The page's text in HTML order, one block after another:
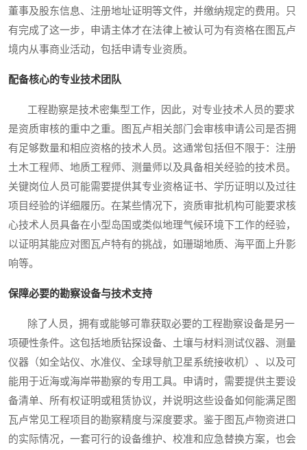
董事及股东信息、注册地址证明等文件，并缴纳规定的费用。只
有完成了这一步，申请主体才在法律上被认可为有资格在图瓦卢
境内从事商业活动，包括申请专业资质。
配备核心的专业技术团队
工程勘察是技术密集型工作，因此，对专业技术人员的要求
是资质审核的重中之重。图瓦卢相关部门会审核申请公司是否拥
有足够数量和相应资格的技术人员。这通常包括但不限于：注册
土木工程师、地质工程师、测量师以及具备相关经验的技术员。
关键岗位人员可能需要提供其专业资格证书、学历证明以及过往
项目经验的详细履历。在某些情况下，资质审批机构可能要求核
心技术人员具备在小型岛国或类似地理气候环境下工作的经验，
以证明其能应对图瓦卢特有的挑战，如珊瑚地质、海平面上升影
响等。
保障必要的勘察设备与技术支持
除了人员，拥有或能够可靠获取必要的工程勘察设备是另一
项硬性条件。这包括地质钻探设备、土壤与材料测试仪器、测量
仪器（如全站仪、水准仪、全球导航卫星系统接收机）、以及可
能用于近海或海岸带勘察的专用工具。申请时，需要提供主要设
备清单、所有权证明或租赁协议，并说明这些设备如何能满足图
瓦卢常见工程项目的勘察精度与深度要求。鉴于图瓦卢物资进口
的实际情况，一套可行的设备维护、校准和应急替换方案，也会